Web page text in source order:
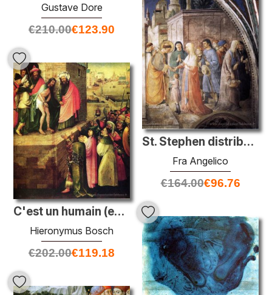
Gustave Dore
€210.00€123.90
St. Stephen distribuant l'aumône
Fra Angelico
€164.00€96.76
C'est un humain (ecce homo)
Hieronymus Bosch
€202.00€119.18